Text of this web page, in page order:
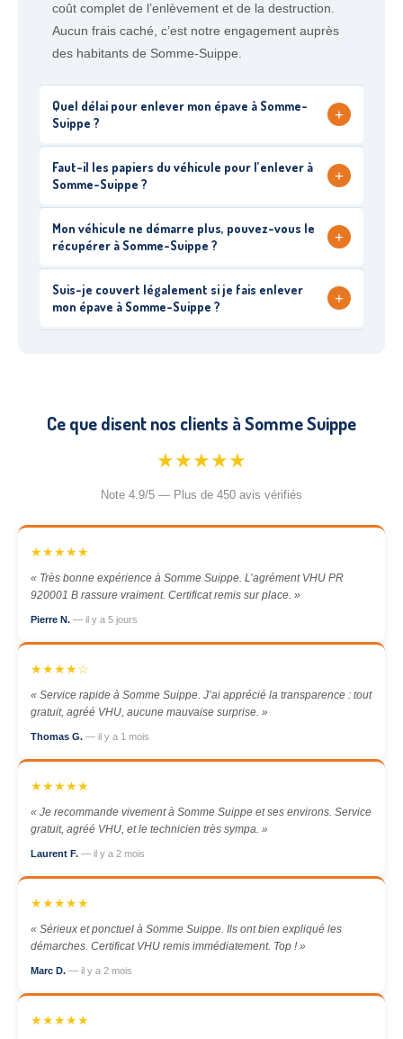
coût complet de l’enlèvement et de la destruction.
Aucun frais caché, c’est notre engagement auprès
des habitants de Somme-Suippe.
Quel délai pour enlever mon épave à Somme-
Suippe ?
+
Faut-il les papiers du véhicule pour l’enlever à
Somme-Suippe ?
+
Mon véhicule ne démarre plus, pouvez-vous le
récupérer à Somme-Suippe ?
+
Suis-je couvert légalement si je fais enlever
mon épave à Somme-Suippe ?
+
Ce que disent nos clients à Somme Suippe
★★★★★
Note 4.9/5 — Plus de 450 avis vérifiés
★★★★★
« Très bonne expérience à Somme Suippe. L’agrément VHU PR
920001 B rassure vraiment. Certificat remis sur place. »
Pierre N. — il y a 5 jours
★★★★☆
« Service rapide à Somme Suippe. J’ai apprécié la transparence : tout
gratuit, agréé VHU, aucune mauvaise surprise. »
Thomas G. — il y a 1 mois
★★★★★
« Je recommande vivement à Somme Suippe et ses environs. Service
gratuit, agréé VHU, et le technicien très sympa. »
Laurent F. — il y a 2 mois
★★★★★
« Sérieux et ponctuel à Somme Suippe. Ils ont bien expliqué les
démarches. Certificat VHU remis immédiatement. Top ! »
Marc D. — il y a 2 mois
★★★★★